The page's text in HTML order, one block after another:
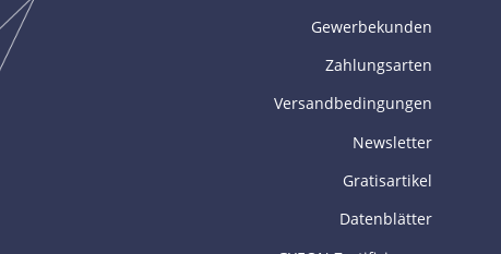
Gewerbekunden
Zahlungsarten
Versandbedingungen
Newsletter
Gratisartikel
Datenblätter